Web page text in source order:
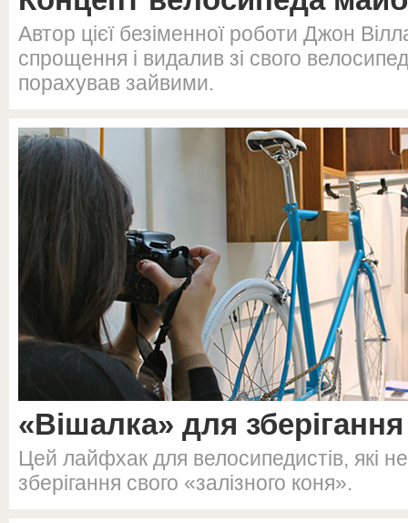
Автор цієї безіменної роботи Джон
спрощення і видалив зі свого
порахував зайвими.
«Вішалка» для
Цей лайфхак для велосипедистів, які
зберігання свого «залізного коня».